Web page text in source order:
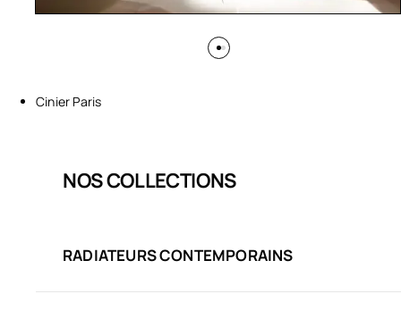
Cinier Paris
NOS COLLECTIONS
RADIATEURS CONTEMPORAINS